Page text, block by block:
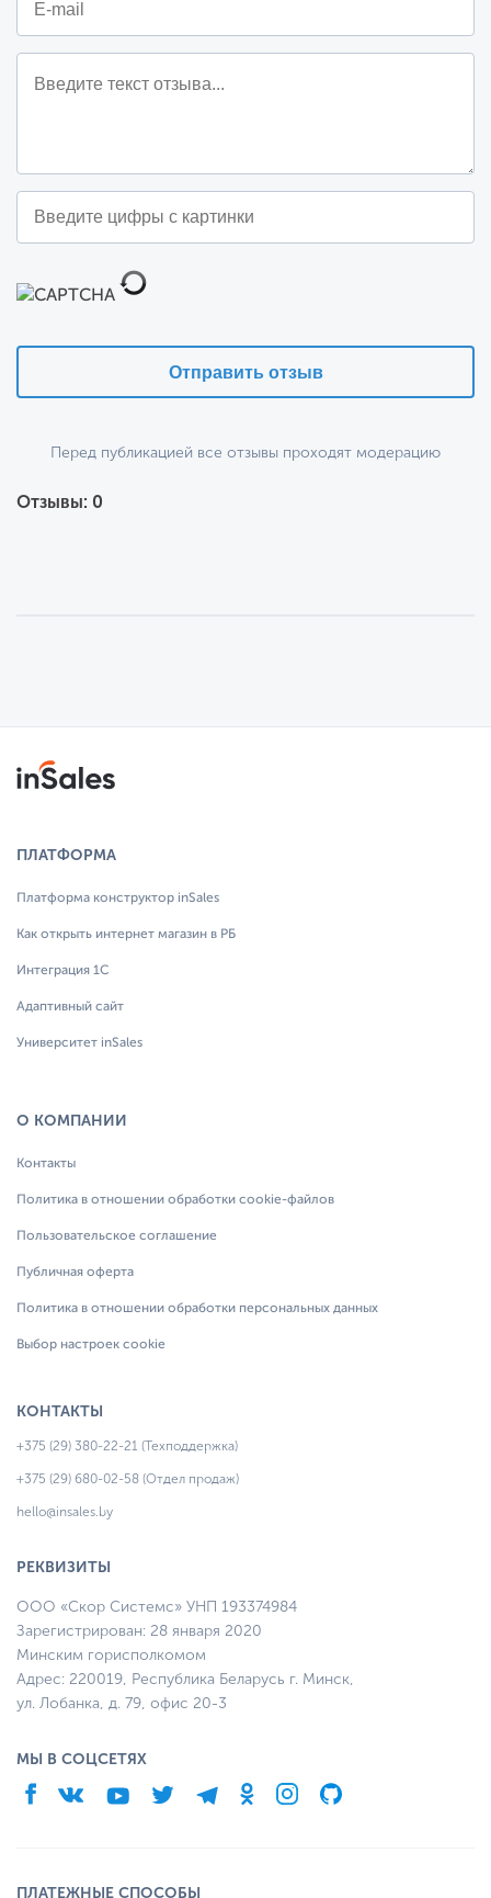
Отправить отзыв
Перед публикацией все отзывы проходят модерацию
Отзывы: 0
ПЛАТФОРМА
Платформа конструктор inSales
Как открыть интернет магазин в РБ
Интеграция 1С
Адаптивный сайт
Университет inSales
О КОМПАНИИ
Контакты
Политика в отношении обработки cookie-файлов
Пользовательское соглашение
Публичная оферта
Политика в отношении обработки персональных данных
Выбор настроек cookie
КОНТАКТЫ
+375 (29) 380-22-21 (Техподдержка)
+375 (29) 680-02-58 (Отдел продаж)
hello@insales.by
РЕКВИЗИТЫ
ООО «Скор Системс» УНП 193374984
Зарегистрирован: 28 января 2020
Минским горисполкомом
Адрес: 220019, Республика Беларусь г. Минск,
ул. Лобанка, д. 79, офис 20-3
МЫ В СОЦСЕТЯХ
ПЛАТЕЖНЫЕ СПОСОБЫ